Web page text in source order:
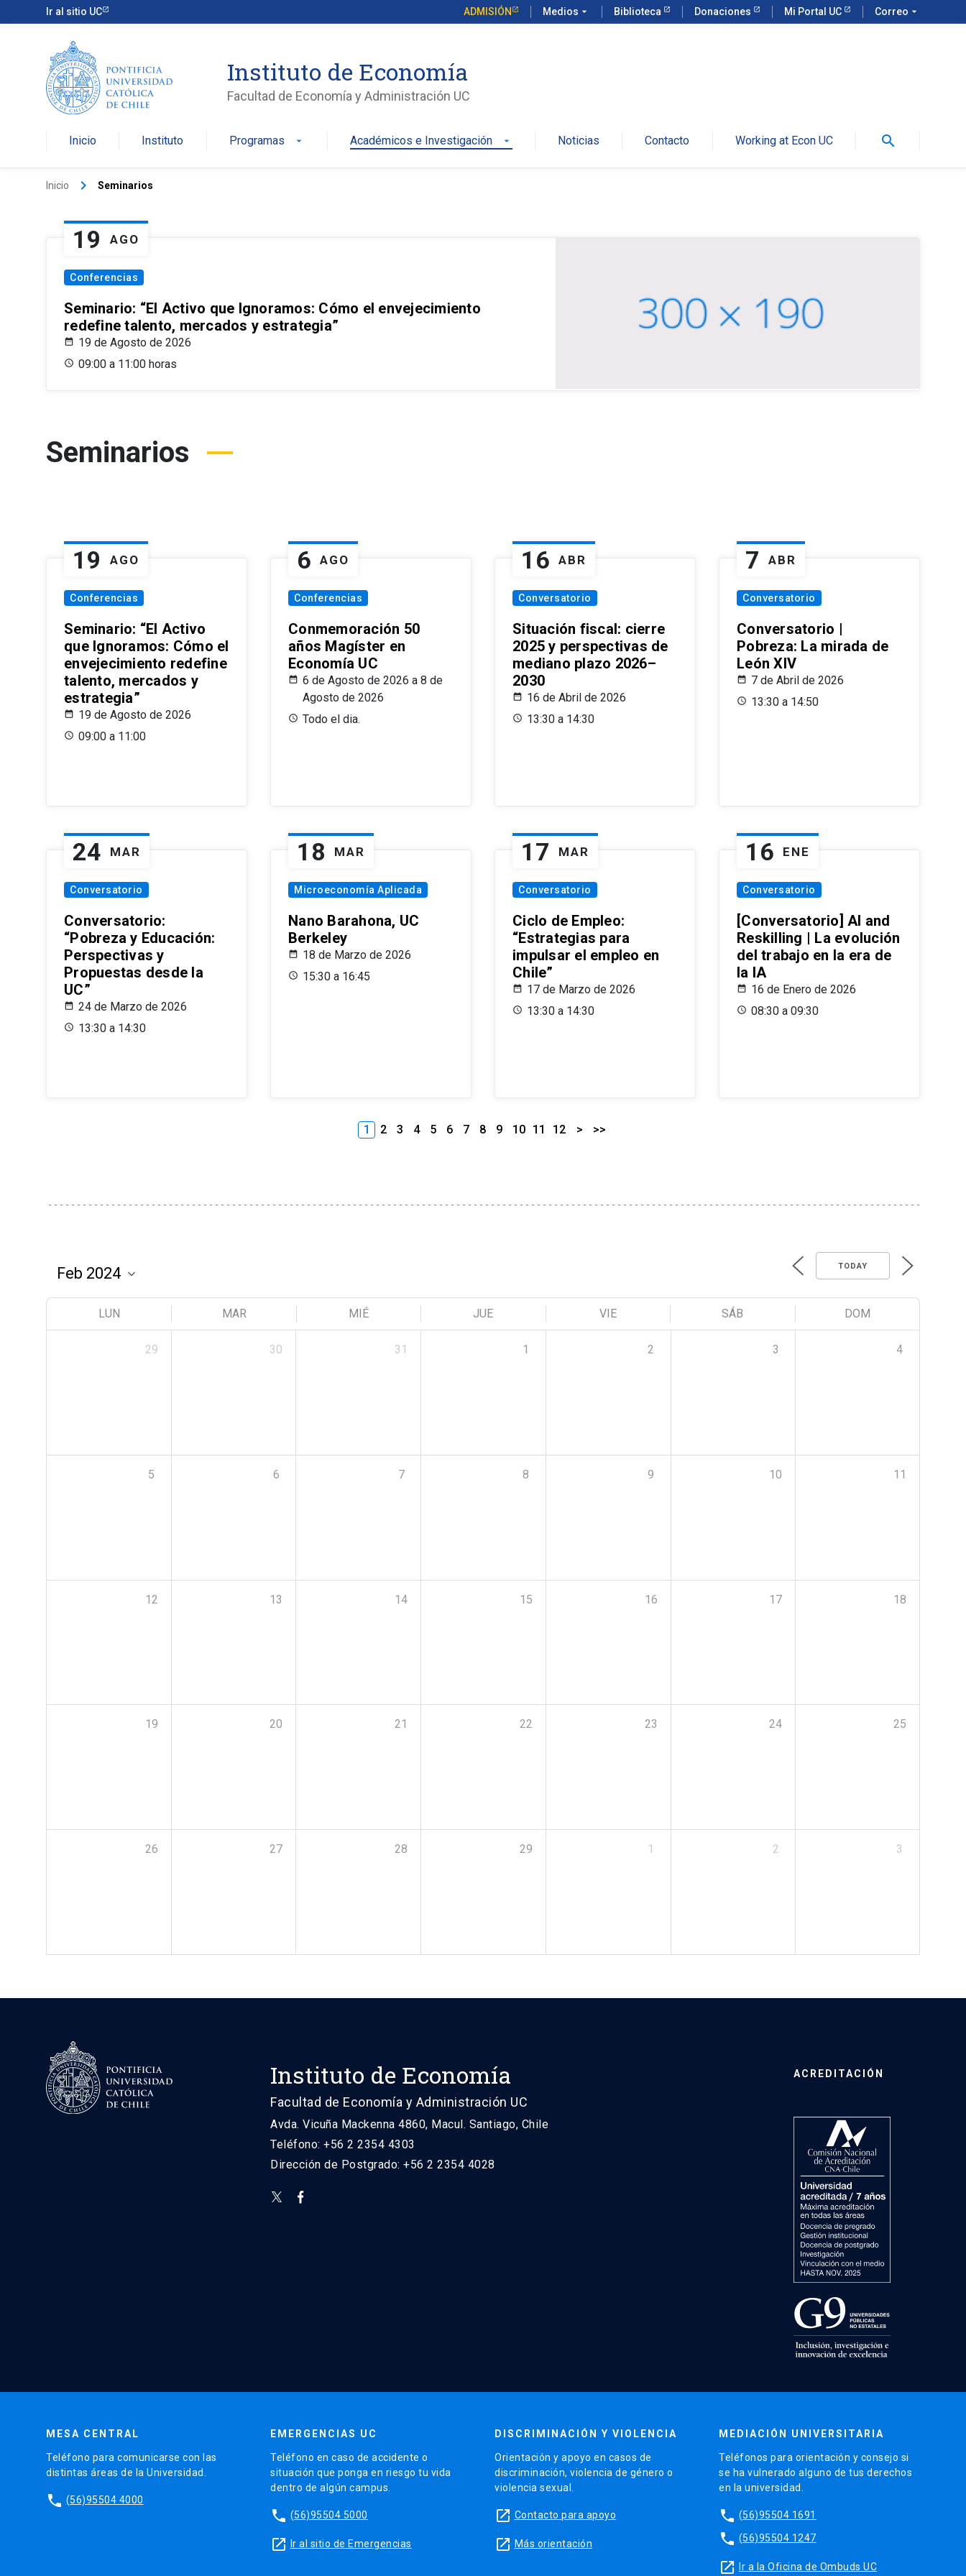
Ir al sitio UC ADMISIÓN Medios arrow_drop_down Biblioteca Donaciones Mi Portal UC Correo arrow_drop_down
Instituto de Economía
Facultad de Economía y Administración UC
Inicio Instituto Programas arrow_drop_down Académicos e Investigación arrow_drop_down Noticias Contacto Working at Econ UC search
Inicio keyboard_arrow_right Seminarios
19 AGO
Conferencias
Seminario: “El Activo que Ignoramos: Cómo el envejecimiento
redefine talento, mercados y estrategia”
19 de Agosto de 2026
09:00 a 11:00 horas
Seminarios
19 AGO
Conferencias
Seminario: “El Activo
que Ignoramos: Cómo el
envejecimiento redefine
talento, mercados y
estrategia”
19 de Agosto de 2026
09:00 a 11:00
6 AGO
Conferencias
Conmemoración 50
años Magíster en
Economía UC
6 de Agosto de 2026 a 8 de
Agosto de 2026
Todo el dia.
16 ABR
Conversatorio
Situación fiscal: cierre
2025 y perspectivas de
mediano plazo 2026–
2030
16 de Abril de 2026
13:30 a 14:30
7 ABR
Conversatorio
Conversatorio |
Pobreza: La mirada de
León XIV
7 de Abril de 2026
13:30 a 14:50
24 MAR
Conversatorio
Conversatorio:
“Pobreza y Educación:
Perspectivas y
Propuestas desde la
UC”
24 de Marzo de 2026
13:30 a 14:30
18 MAR
Microeconomía Aplicada
Nano Barahona, UC
Berkeley
18 de Marzo de 2026
15:30 a 16:45
17 MAR
Conversatorio
Ciclo de Empleo:
“Estrategias para
impulsar el empleo en
Chile”
17 de Marzo de 2026
13:30 a 14:30
16 ENE
Conversatorio
[Conversatorio] AI and
Reskilling | La evolución
del trabajo en la era de
la IA
16 de Enero de 2026
08:30 a 09:30
1 2 3 4 5 6 7 8 9 10 11 12 > >>
TODAY
LUN MAR MIÉ JUE VIE SÁB DOM
29 30 31 1 2 3 4
5 6 7 8 9 10 11
12 13 14 15 16 17 18
19 20 21 22 23 24 25
26 27 28 29 1 2 3
Instituto de Economía
Facultad de Economía y Administración UC
Avda. Vicuña Mackenna 4860, Macul. Santiago, Chile
Teléfono: +56 2 2354 4303
Dirección de Postgrado: +56 2 2354 4028
ACREDITACIÓN
MESA CENTRAL
Teléfono para comunicarse con las
distintas áreas de la Universidad.
phone (56)95504 4000
EMERGENCIAS UC
Teléfono en caso de accidente o
situación que ponga en riesgo tu vida
dentro de algún campus.
phone (56)95504 5000
launch Ir al sitio de Emergencias
DISCRIMINACIÓN Y VIOLENCIA
Orientación y apoyo en casos de
discriminación, violencia de género o
violencia sexual.
launch Contacto para apoyo
launch Más orientación
MEDIACIÓN UNIVERSITARIA
Teléfonos para orientación y consejo si
se ha vulnerado alguno de tus derechos
en la universidad.
phone (56)95504 1691
phone (56)95504 1247
launch Ir a la Oficina de Ombuds UC